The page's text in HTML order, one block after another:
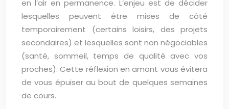
en l’air en permanence. L’enjeu est de décider
lesquelles peuvent être mises de côté
temporairement (certains loisirs, des projets
secondaires) et lesquelles sont non négociables
(santé, sommeil, temps de qualité avec vos
proches). Cette réflexion en amont vous évitera
de vous épuiser au bout de quelques semaines
de cours.